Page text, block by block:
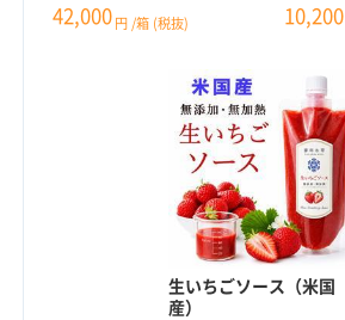
42,000 円 /箱 (税抜) 10,200
生いちごソース（米国
産）